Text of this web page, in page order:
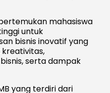
mahasiswa
untuk
bisnis inovatif yang
serta dampak
yang terdiri dari